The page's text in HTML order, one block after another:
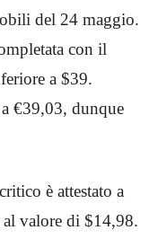
del 24 maggio.
con il
a $39.
€39,03, dunque
è attestato a
valore di $14,98.